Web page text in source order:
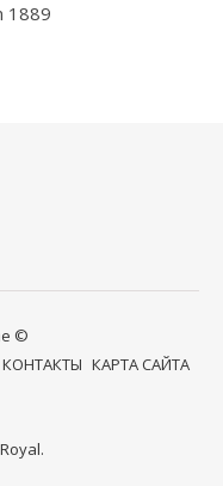
1889
©
КОНТАКТЫ КАРТА САЙТА
.